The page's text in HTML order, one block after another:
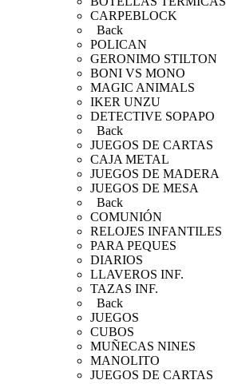
CARPEBLOCK
Back
POLICAN
GERONIMO STILTON
BONI VS MONO
MAGIC ANIMALS
IKER UNZU
DETECTIVE SOPAPO
Back
JUEGOS DE CARTAS
CAJA METAL
JUEGOS DE MADERA
JUEGOS DE MESA
Back
COMUNIÓN
RELOJES INFANTILES
PARA PEQUES
DIARIOS
LLAVEROS INF.
TAZAS INF.
Back
JUEGOS
CUBOS
MUÑECAS NINES
MANOLITO
JUEGOS DE CARTAS